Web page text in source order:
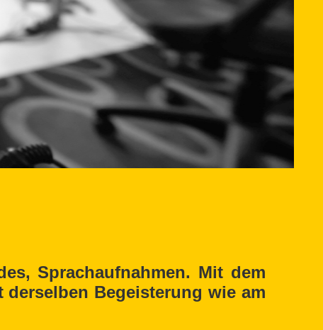
Sprachaufnahmen. Mit dem
Begeisterung wie am